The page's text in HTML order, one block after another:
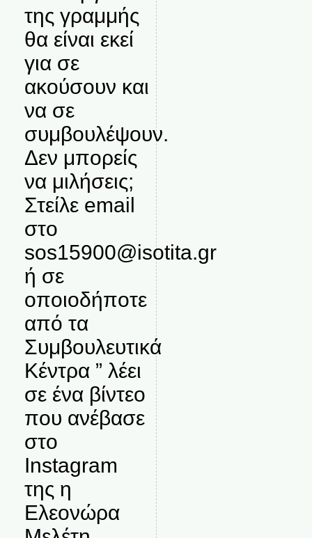
της γραμμής
θα είναι εκεί
για σε
ακούσουν και
να σε
συμβουλέψουν.
Δεν μπορείς
να μιλήσεις;
Στείλε email
στο
sos15900@isotita.gr
ή σε
οποιοδήποτε
από τα
Συμβουλευτικά
Κέντρα ” λέει
σε ένα βίντεο
που ανέβασε
στο
Instagram
της η
Ελεονώρα